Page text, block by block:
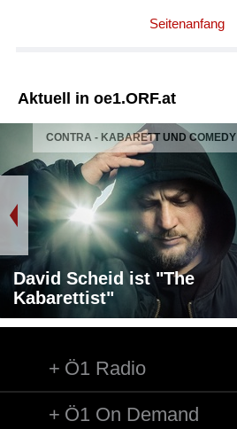
Seitenanfang
Aktuell in oe1.ORF.at
CONTRA - KABARETT UND COMEDY
David Scheid ist "The
Kabarettist"
Ö1 Radio
Ö1 On Demand